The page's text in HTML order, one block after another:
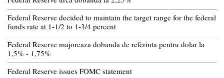
Federal Reserve decided to maintain the target range for the federal
funds rate at 1-1/2 to 1-3/4 percent
Federal Reserve majoreaza dobanda de referinta pentru dolar la
1,5% - 1,75%
Federal Reserve issues FOMC statement